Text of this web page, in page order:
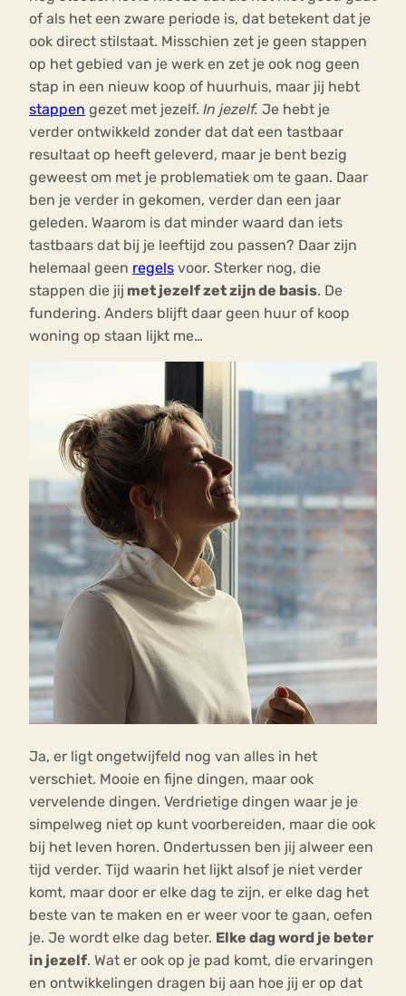
of als het een zware periode is, dat betekent dat je
ook direct stilstaat. Misschien zet je geen stappen
op het gebied van je werk en zet je ook nog geen
stap in een nieuw koop of huurhuis, maar jij hebt
stappen gezet met jezelf. In jezelf. Je hebt je
verder ontwikkeld zonder dat dat een tastbaar
resultaat op heeft geleverd, maar je bent bezig
geweest om met je problematiek om te gaan. Daar
ben je verder in gekomen, verder dan een jaar
geleden. Waarom is dat minder waard dan iets
tastbaars dat bij je leeftijd zou passen? Daar zijn
helemaal geen regels voor. Sterker nog, die
stappen die jij met jezelf zet zijn de basis. De
fundering. Anders blijft daar geen huur of koop
woning op staan lijkt me…
Ja, er ligt ongetwijfeld nog van alles in het
verschiet. Mooie en fijne dingen, maar ook
vervelende dingen. Verdrietige dingen waar je je
simpelweg niet op kunt voorbereiden, maar die ook
bij het leven horen. Ondertussen ben jij alweer een
tijd verder. Tijd waarin het lijkt alsof je niet verder
komt, maar door er elke dag te zijn, er elke dag het
beste van te maken en er weer voor te gaan, oefen
je. Je wordt elke dag beter. Elke dag word je beter
in jezelf. Wat er ook op je pad komt, die ervaringen
en ontwikkelingen dragen bij aan hoe jij er op dat